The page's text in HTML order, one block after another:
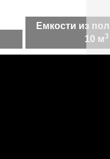
Емкости из
10 м3